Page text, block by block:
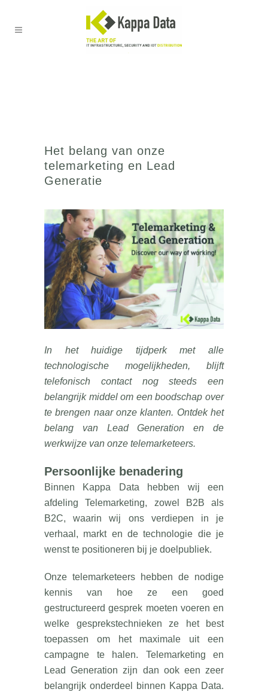
Het belang van onze
telemarketing en Lead
Generatie
In het huidige tijdperk met alle
technologische mogelijkheden, blijft
telefonisch contact nog steeds een
belangrijk middel om een boodschap over
te brengen naar onze klanten. Ontdek het
belang van Lead Generation en de
werkwijze van onze telemarketeers.
Persoonlijke benadering
Binnen Kappa Data hebben wij een
afdeling Telemarketing, zowel B2B als
B2C, waarin wij ons verdiepen in je
verhaal, markt en de technologie die je
wenst te positioneren bij je doelpubliek.
Onze telemarketeers hebben de nodige
kennis van hoe ze een goed
gestructureerd gesprek moeten voeren en
welke gesprekstechnieken ze het best
toepassen om het maximale uit een
campagne te halen. Telemarketing en
Lead Generation zijn dan ook een zeer
belangrijk onderdeel binnen Kappa Data.